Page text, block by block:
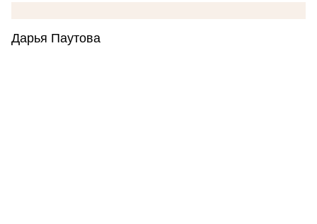
Дарья Паутова